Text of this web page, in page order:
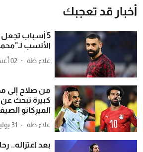
أخبار قد تعجبك
5 أسباب تجعل
الأنسب
علاء طه 02 أغسطس 2026
من صلاح إلى
كبيرة تبحث
الميركاتو
علاء طه 31 يوليو 2026
بعد اعتزاله..